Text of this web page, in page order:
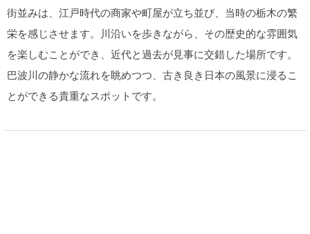
街並みは、江戸時代の商家や町屋が立ち並び、当時の栃木の繁
栄を感じさせます。川沿いを歩きながら、その歴史的な雰囲気
を楽しむことができ、近代と過去が見事に交錯した場所です。
巴波川の静かな流れを眺めつつ、古き良き日本の風景に浸るこ
とができる貴重なスポットです。